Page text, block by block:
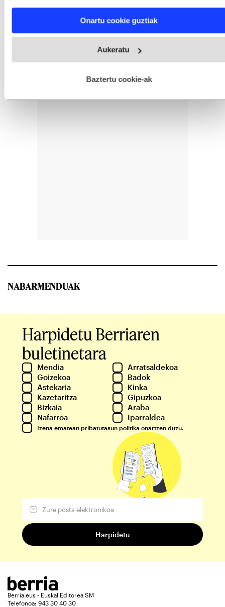
and set your preferences in thedetails section
fitxategiak erabiltzen ditu. Zure esperientzia eta zerbitzuak
esplizitua ematen diguzu.Gehiago irakurri
Onartu cookie guztiak
Aukeratu
Baztertu cookie-ak
NABARMENDUAK
Harpidetu Berriaren
buletinetara
Mendia
Arratsaldekoa
Goizekoa
Badok
Astekaria
Kinka
Kazetaritza
Gipuzkoa
Bizkaia
Araba
Nafarroa
Iparraldea
Izena ematean pribatutasun politika onartzen duzu.
Berria.eus - Euskal Editorea SM
Telefonoa: 943 30 40 30